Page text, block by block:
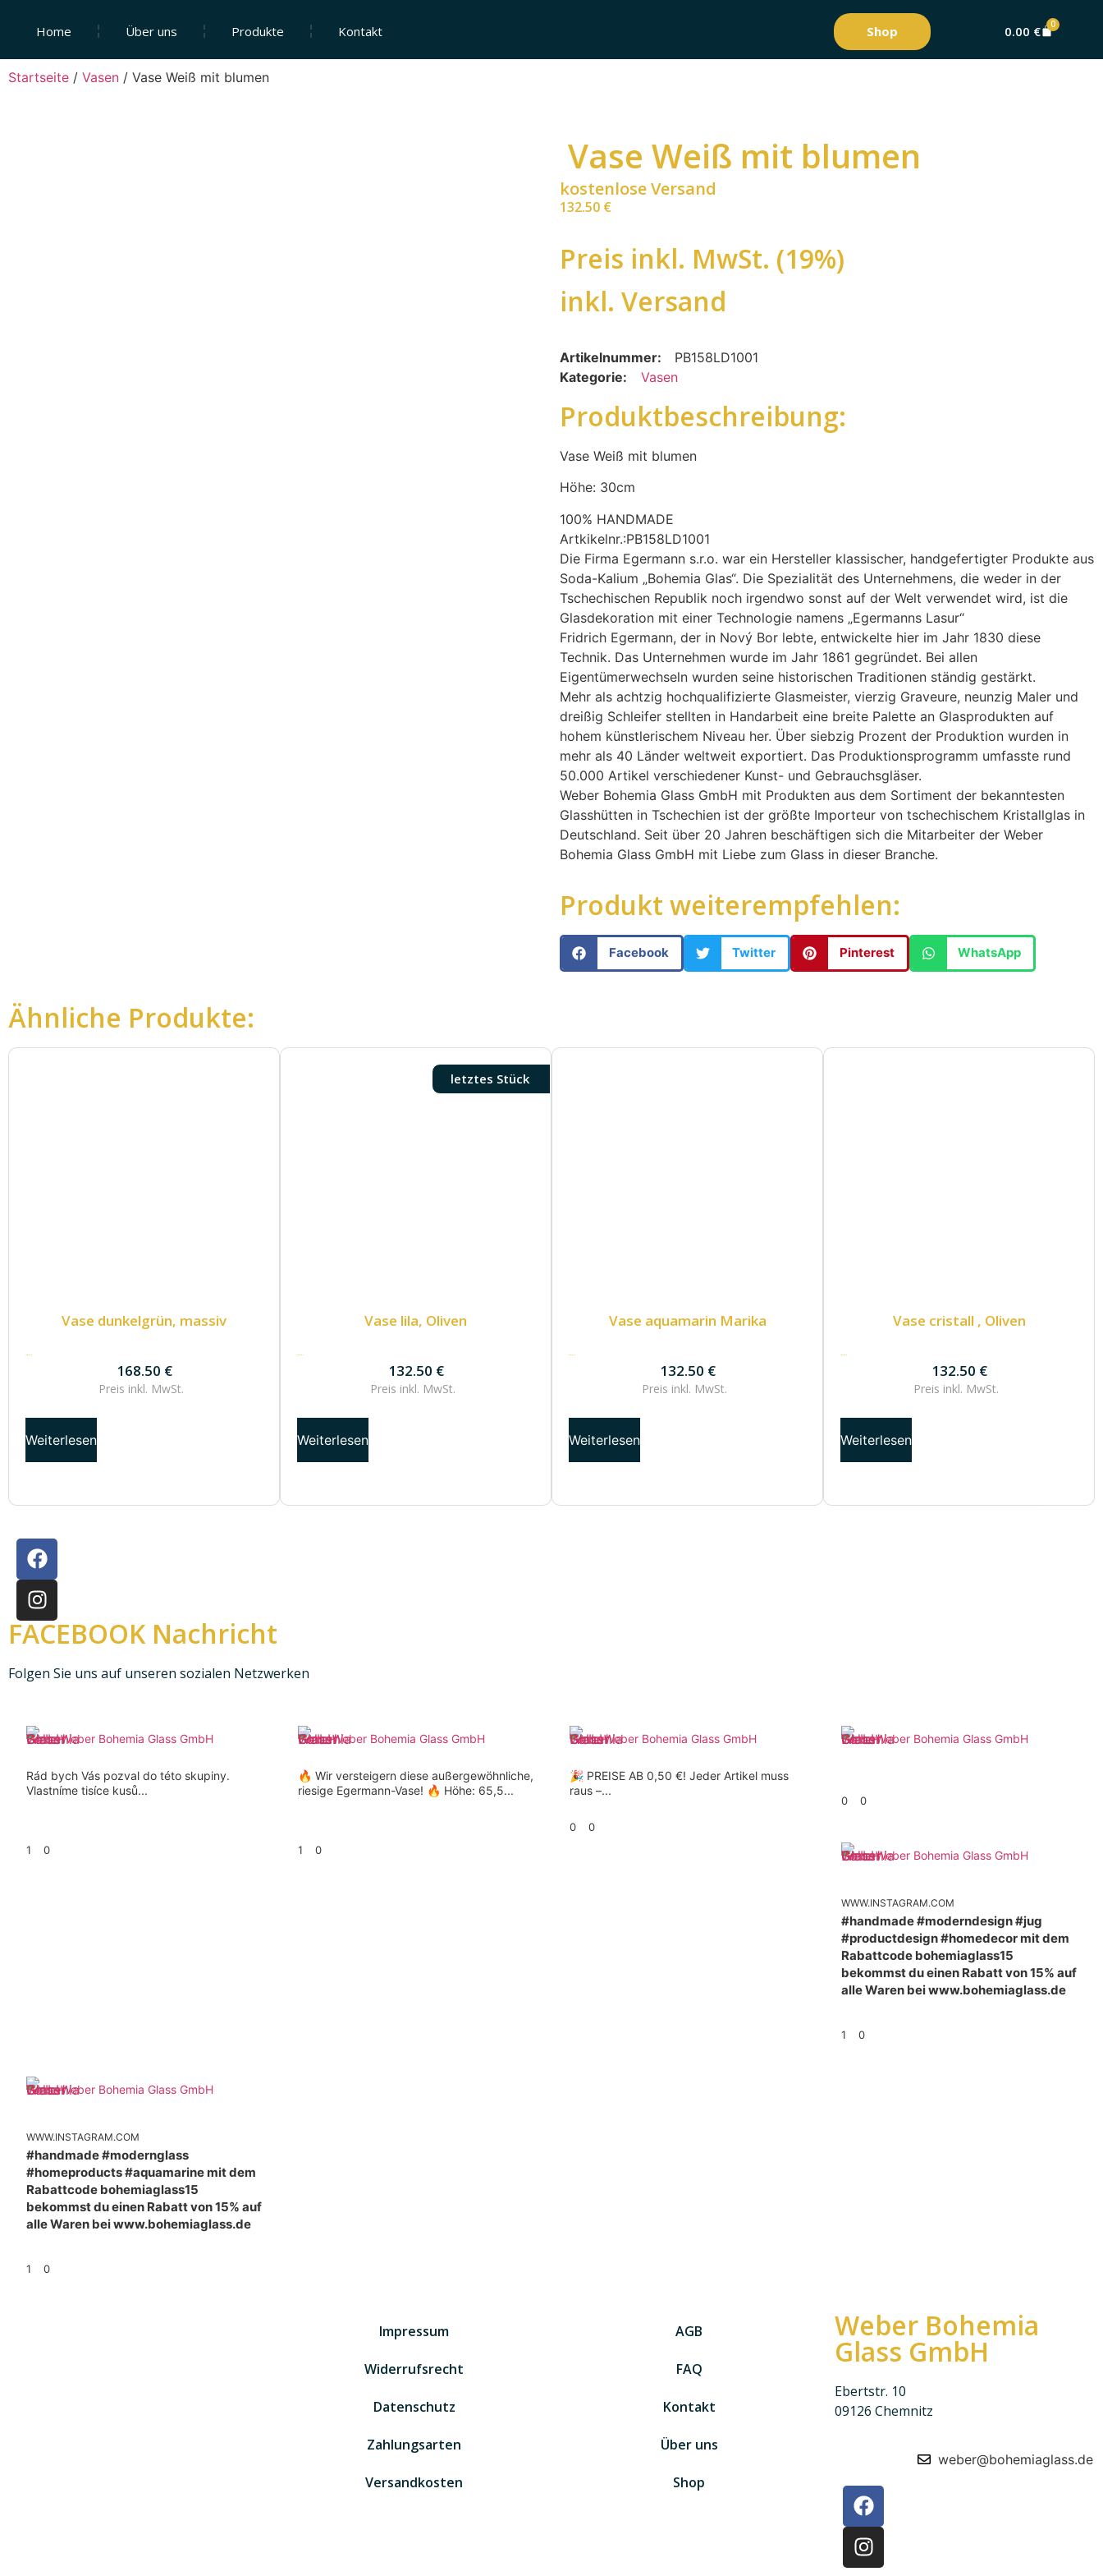
Home Über uns Produkte Kontakt Shop 0.00 € 0
Startseite / Vasen / Vase Weiß mit blumen
Vase Weiß mit blumen
kostenlose Versand
132.50 €
Preis inkl. MwSt. (19%)
inkl. Versand
Artikelnummer: PB158LD1001
Kategorie:
Vasen
Produktbeschreibung:
Vase Weiß mit blumen
Höhe: 30cm
100% HANDMADE
Artkikelnr.:PB158LD1001
Die Firma Egermann s.r.o. war ein Hersteller klassischer, handgefertigter Produkte aus
Soda-Kalium „Bohemia Glas“. Die Spezialität des Unternehmens, die weder in der
Tschechischen Republik noch irgendwo sonst auf der Welt verwendet wird, ist die
Glasdekoration mit einer Technologie namens „Egermanns Lasur“
Fridrich Egermann, der in Nový Bor lebte, entwickelte hier im Jahr 1830 diese
Technik. Das Unternehmen wurde im Jahr 1861 gegründet. Bei allen
Eigentümerwechseln wurden seine historischen Traditionen ständig gestärkt.
Mehr als achtzig hochqualifizierte Glasmeister, vierzig Graveure, neunzig Maler und
dreißig Schleifer stellten in Handarbeit eine breite Palette an Glasprodukten auf
hohem künstlerischem Niveau her. Über siebzig Prozent der Produktion wurden in
mehr als 40 Länder weltweit exportiert. Das Produktionsprogramm umfasste rund
50.000 Artikel verschiedener Kunst- und Gebrauchsgläser.
Weber Bohemia Glass GmbH mit Produkten aus dem Sortiment der bekanntesten
Glasshütten in Tschechien ist der größte Importeur von tschechischem Kristallglas in
Deutschland. Seit über 20 Jahren beschäftigen sich die Mitarbeiter der Weber
Bohemia Glass GmbH mit Liebe zum Glass in dieser Branche.
Produkt weiterempfehlen:
Facebook Twitter Pinterest WhatsApp
Ähnliche Produkte:
Vase dunkelgrün, massiv
168.50 €
168.50 €
Preis inkl. MwSt.
Weiterlesen
letztes Stück
Vase lila, Oliven
132.50 €
132.50 €
Preis inkl. MwSt.
Weiterlesen
Vase aquamarin Marika
132.50 €
132.50 €
Preis inkl. MwSt.
Weiterlesen
Vase cristall , Oliven
132.50 €
132.50 €
Preis inkl. MwSt.
Weiterlesen
FACEBOOK Nachricht
Folgen Sie uns auf unseren sozialen Netzwerken
Weber Bohemia Glass GmbH
Rád bych Vás pozval do této skupiny.
Vlastníme tisíce kusů...
1 0
Weber Bohemia Glass GmbH
🔥 Wir versteigern diese außergewöhnliche,
riesige Egermann-Vase! 🔥 Höhe: 65,5...
1 0
Weber Bohemia Glass GmbH
🎉 PREISE AB 0,50 €! Jeder Artikel muss
raus –...
0 0
Weber Bohemia Glass GmbH
0 0
Weber Bohemia Glass GmbH
WWW.INSTAGRAM.COM
#handmade #moderndesign #jug
#productdesign #homedecor mit dem
Rabattcode bohemiaglass15
bekommst du einen Rabatt von 15% auf
alle Waren bei www.bohemiaglass.de
1 0
Weber Bohemia Glass GmbH
WWW.INSTAGRAM.COM
#handmade #modernglass
#homeproducts #aquamarine mit dem
Rabattcode bohemiaglass15
bekommst du einen Rabatt von 15% auf
alle Waren bei www.bohemiaglass.de
1 0
Impressum
Widerrufsrecht
Datenschutz
Zahlungsarten
Versandkosten
AGB
FAQ
Kontakt
Über uns
Shop
Weber Bohemia
Glass GmbH
Ebertstr. 10
09126 Chemnitz
weber@bohemiaglass.de